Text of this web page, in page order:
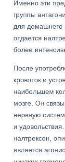
Именно эти
группы
для домашнего
отдается
более
После
кровоток и
наибольшем
мозге. Он
нервную
и
налтрексон,
является